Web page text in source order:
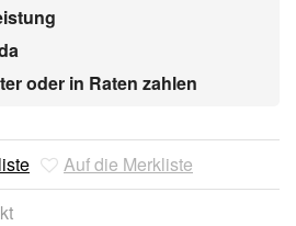
oder in Raten zahlen
Auf die Merkliste